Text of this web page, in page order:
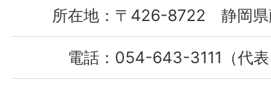
所在地： 〒426-8722 静岡県
電話： 054-643-3111（代